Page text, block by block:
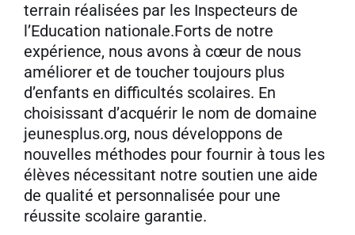
terrain réalisées par les Inspecteurs de
l’Education nationale.Forts de notre
expérience, nous avons à cœur de nous
améliorer et de toucher toujours plus
d’enfants en difficultés scolaires. En
choisissant d’acquérir le nom de domaine
jeunesplus.org, nous développons de
nouvelles méthodes pour fournir à tous les
élèves nécessitant notre soutien une aide
de qualité et personnalisée pour une
réussite scolaire garantie.